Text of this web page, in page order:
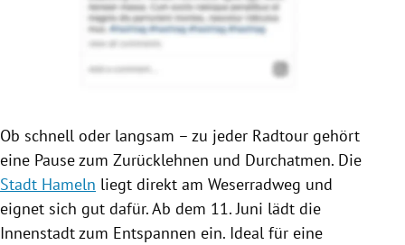
Ob schnell oder langsam – zu jeder Radtour gehört
eine Pause zum Zurücklehnen und Durchatmen. Die
Stadt Hameln liegt direkt am Weserradweg und
eignet sich gut dafür. Ab dem 11. Juni lädt die
Innenstadtzum Entspannen ein. Ideal für eine